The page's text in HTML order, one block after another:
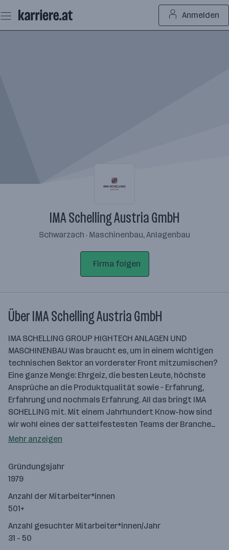
Seiteninhalt
springen
Anmelden
IMA Schelling Austria GmbH
Schwarzach · Maschinenbau, Anlagenbau
Firma folgen
Über IMA Schelling Austria GmbH
IMA SCHELLING GROUP HIGHTECH ANLAGEN UND
MASCHINENBAU Was braucht es, um in einem wichtigen
technischen Sektor an vorderster Front mitzumischen?
Eine ganze Menge: Ehrgeiz, die besten Leute, höchste
Ansprüche an die Produktqualität sowie – Erfahrung,
Erfahrung und nochmals Erfahrung. All das bringt IMA
SCHELLING mit. Mit einem Jahrhundert Know-how sind
wir wohl eines der sattelfestesten Teams der Branche…
Mehr anzeigen
Gründungsjahr
1979
Anzahl der Mitarbeiter*innen
501+
Anzahl gesuchter Mitarbeiter*innen/Jahr
31 - 50